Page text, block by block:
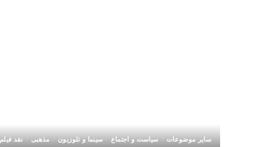
سایر موضوعات سیاست و اجتماع سینما و تلوزیون مذهبی نقد فیلم